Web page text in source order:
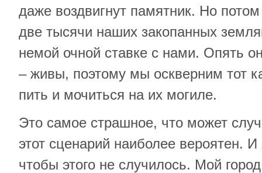
даже воздвигнут памятник. Но
две тысячи наших закопанных
немой очной ставке с нами. Опять
– живы, поэтому мы оскверним тот
пить и мочиться на их могиле.
Это самое страшное, что может
этот сценарий наиболее вероятен.
чтобы этого не случилось. Мой